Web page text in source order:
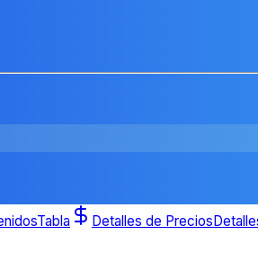
Tabla Detalles de Precios